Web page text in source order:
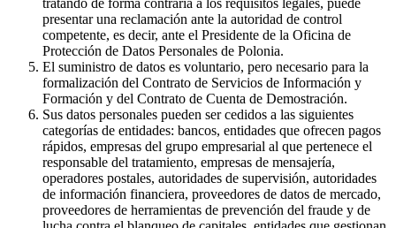
presentar una reclamación ante la autoridad de control
competente, es decir, ante el Presidente de la Oficina de
Protección de Datos Personales de Polonia.
El suministro de datos es voluntario, pero necesario para la
formalización del Contrato de Servicios de Información y
Formación y del Contrato de Cuenta de Demostración.
Sus datos personales pueden ser cedidos a las siguientes
categorías de entidades: bancos, entidades que ofrecen pagos
rápidos, empresas del grupo empresarial al que pertenece el
responsable del tratamiento, empresas de mensajería,
operadores postales, autoridades de supervisión, autoridades
de información financiera, proveedores de datos de mercado,
proveedores de herramientas de prevención del fraude y de